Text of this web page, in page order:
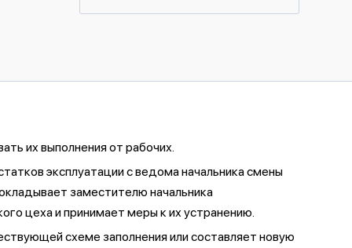
их выполнения от рабочих.
эксплуатации с ведома начальника смены
заместителю начальника
цеха и принимает меры к их устранению.
схеме заполнения или составляет новую